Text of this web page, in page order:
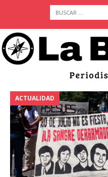
ACTUALIDAD